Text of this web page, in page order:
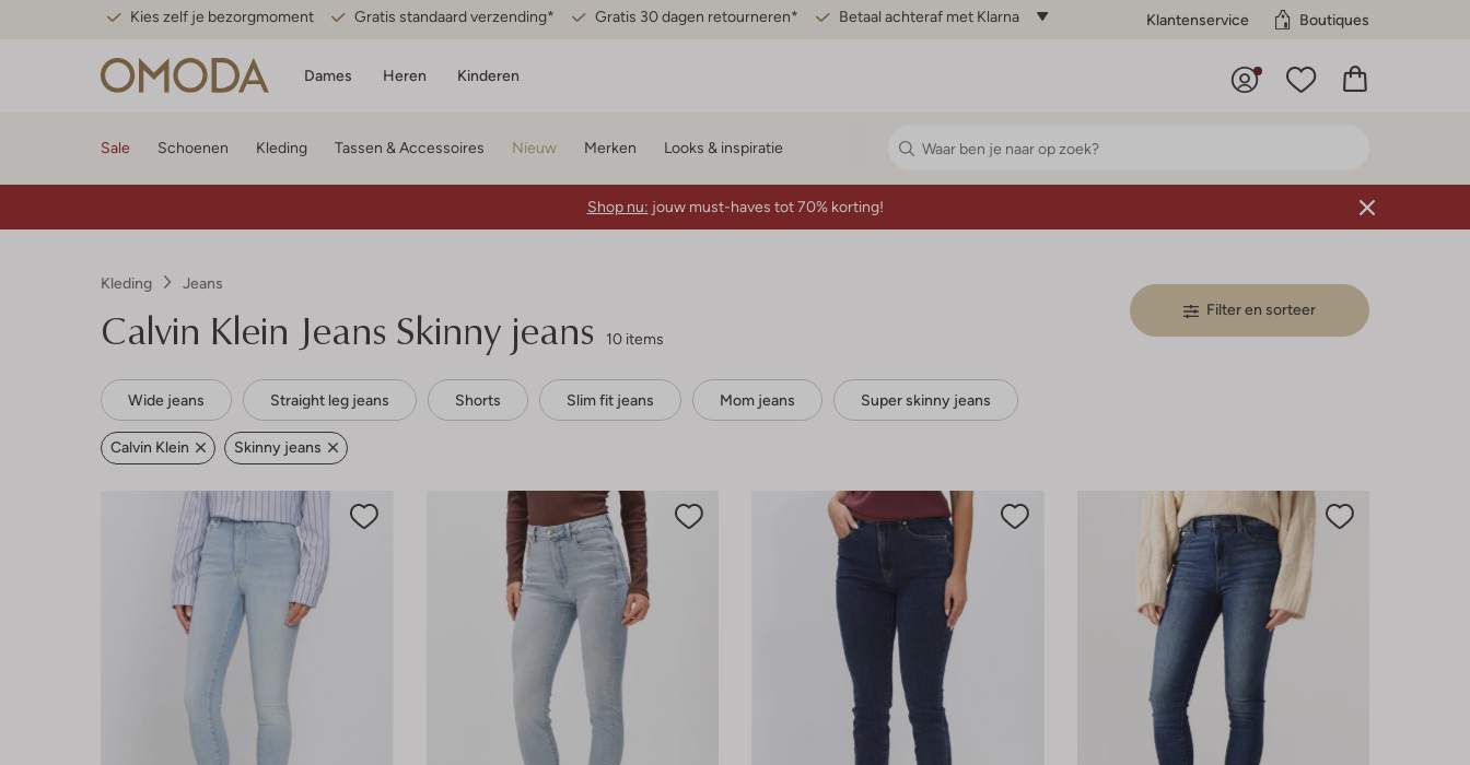
Kies zelf je bezorgmoment Gratis standaard verzending* Gratis 30 dagen retourneren* Betaal achteraf met Klarna Klantenservice Boutiques
Dames Heren Kinderen
Sale Schoenen Kleding Tassen & Accessoires Nieuw Merken Looks & inspiratie
Shop nu: jouw must-haves tot 70% korting!
Kleding Jeans
Calvin Klein Jeans Skinny jeans 10 items
Filter en sorteer
Wide jeans Straight leg jeans Shorts Slim fit jeans Mom jeans Super skinny jeans
Calvin Klein Skinny jeans